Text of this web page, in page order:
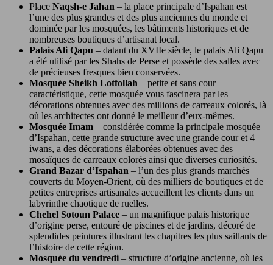
Place Naqsh-e Jahan – la place principale d’Ispahan est
l’une des plus grandes et des plus anciennes du monde et
dominée par les mosquées, les bâtiments historiques et de
nombreuses boutiques d’artisanat local.
Palais Ali Qapu – datant du XVIIe siècle, le palais Ali Qapu
a été utilisé par les Shahs de Perse et possède des salles avec
de précieuses fresques bien conservées.
Mosquée Sheikh Lotfollah – petite et sans cour
caractéristique, cette mosquée vous fascinera par les
décorations obtenues avec des millions de carreaux colorés, là
où les architectes ont donné le meilleur d’eux-mêmes.
Mosquée Imam – considérée comme la principale mosquée
d’Ispahan, cette grande structure avec une grande cour et 4
iwans, a des décorations élaborées obtenues avec des
mosaïques de carreaux colorés ainsi que diverses curiosités.
Grand Bazar d’Ispahan – l’un des plus grands marchés
couverts du Moyen-Orient, où des milliers de boutiques et de
petites entreprises artisanales accueillent les clients dans un
labyrinthe chaotique de ruelles.
Chehel Sotoun Palace – un magnifique palais historique
d’origine perse, entouré de piscines et de jardins, décoré de
splendides peintures illustrant les chapitres les plus saillants de
l’histoire de cette région.
Mosquée du vendredi – structure d’origine ancienne, où les